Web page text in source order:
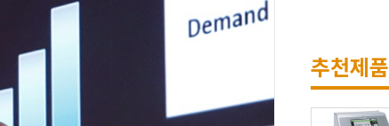
추천제품